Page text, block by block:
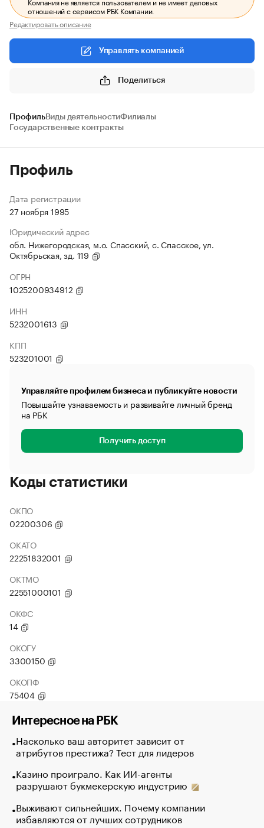
отношений с сервисом РБК Компании.
Редактировать описание
Управлять компанией
Поделиться
ПрофильВиды деятельностиФилиалы
Государственные контракты
Профиль
Дата регистрации
27 ноября 1995
Юридический адрес
обл. Нижегородская, м.о. Спасский, с. Спасское, ул.
Октябрьская, зд. 119
ОГРН
1025200934912
ИНН
5232001613
КПП
523201001
Управляйте профилем бизнеса и публикуйте новости
Повышайте узнаваемость и развивайте личный бренд
на РБК
Получить доступ
Коды статистики
ОКПО
02200306
ОКАТО
22251832001
ОКТМО
22551000101
ОКФС
14
ОКОГУ
3300150
ОКОПФ
75404
Интересное на РБК
Насколько ваш авторитет зависит от
атрибутов престижа? Тест для лидеров
Казино проиграло. Как ИИ-агенты
разрушают букмекерскую индустрию
Выживают сильнейших. Почему компании
избавляются от лучших сотрудников